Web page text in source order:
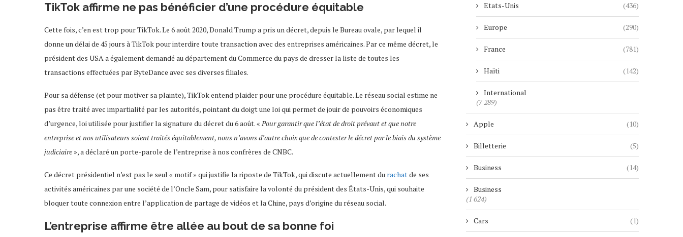
TikTok affirme ne pas bénéficier d’une procédure équitable
Cette fois, c’en est trop pour TikTok. Le 6 août 2020, Donald Trump a pris un décret, depuis le Bureau ovale, par lequel il
donne un délai de 45 jours à TikTok pour interdire toute transaction avec des entreprises américaines. Par ce même décret, le
président des USA a également demandé au département du Commerce du pays de dresser la liste de toutes les
transactions effectuées par ByteDance avec ses diverses filiales.
Pour sa défense (et pour motiver sa plainte), TikTok entend plaider pour une procédure équitable. Le réseau social estime ne
pas être traité avec impartialité par les autorités, pointant du doigt une loi qui permet de jouir de pouvoirs économiques
d’urgence, loi utilisée pour justifier la signature du décret du 6 août. « Pour garantir que l’état de droit prévaut et que notre
entreprise et nos utilisateurs soient traités équitablement, nous n’avons d’autre choix que de contester le décret par le biais du système
judiciaire », a déclaré un porte-parole de l’entreprise à nos confrères de CNBC.
Ce décret présidentiel n’est pas le seul « motif » qui justifie la riposte de TikTok, qui discute actuellement du rachatde ses
activités américaines par une société de l’Oncle Sam, pour satisfaire la volonté du président des États-Unis, qui souhaite
bloquer toute connexion entre l’application de partage de vidéos et la Chine, pays d’origine du réseau social.
L’entreprise affirme être allée au bout de sa bonne foi
Etats-Unis (436)
Europe (290)
France (781)
Haïti (142)
International
(7 289)
Apple (10)
Billetterie (5)
Business (14)
Business
(1 624)
Cars (1)